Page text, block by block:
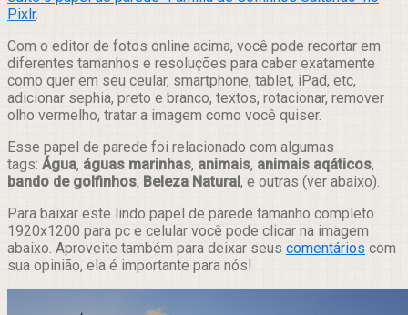
Pixlr.
Com o editor de fotos online acima, você pode recortar em
diferentes tamanhos e resoluções para caber exatamente
como quer em seu ceular, smartphone, tablet, iPad, etc,
adicionar sephia, preto e branco, textos, rotacionar, remover
olho vermelho, tratar a imagem como você quiser.
Esse papel de parede foi relacionado com algumas
tags: Água, águas marinhas, animais, animais aqáticos,
bando de golfinhos, Beleza Natural, e outras (ver abaixo).
Para baixar este lindo papel de parede tamanho completo
1920x1200 para pc e celular você pode clicar na imagem
abaixo. Aproveite também para deixar seus comentários com
sua opinião, ela é importante para nós!